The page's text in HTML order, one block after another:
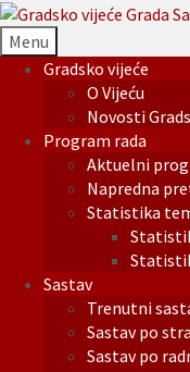
Menu
Gradsko vijeće
O Vijeću
Novosti
Program rada
Aktuelni
Napredna
Statistika
Sastav
Trenutni
Sastav po
Sastav po